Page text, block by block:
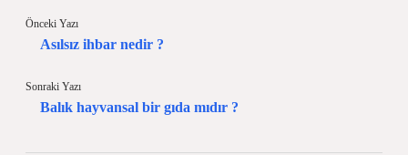
Önceki Yazı
Asılsız ihbar nedir ?
Sonraki Yazı
Balık hayvansal bir gıda mıdır ?